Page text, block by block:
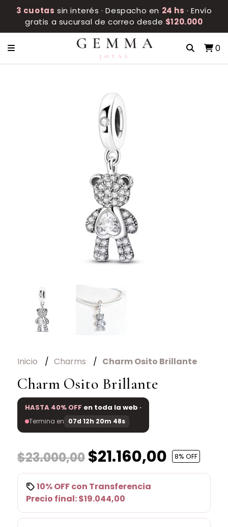
3 cuotas sin interés · Despacho en 24 hs · Envío
gratis a sucursal de correo desde $120.000
0
Inicio Charms Charm Osito Brillante
Charm Osito Brillante
HASTA 40% OFF en toda la web ·
Termina en 07d 12h 20m 48s
$23.000,00$21.160,00 8% OFF
10% OFFcon Transferencia
Precio final:$19.044,00